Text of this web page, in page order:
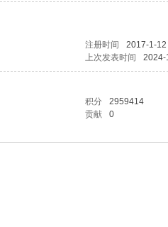
注册时间
2017-1-
上次发表时间 2024-
积分
2959414
贡献 0